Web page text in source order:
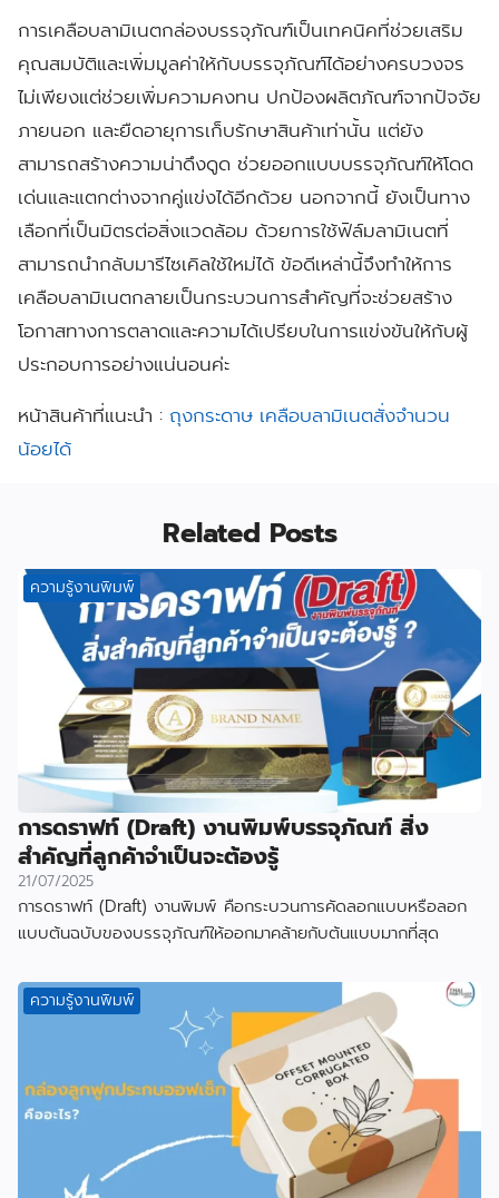
การเคลือบลามิเนตกล่องบรรจุภัณฑ์เป็นเทคนิคที่ช่วยเสริม
คุณสมบัติและเพิ่มมูลค่าให้กับบรรจุภัณฑ์ได้อย่างครบวงจร
ไม่เพียงแต่ช่วยเพิ่มความคงทน ปกป้องผลิตภัณฑ์จากปัจจัย
ภายนอก และยืดอายุการเก็บรักษาสินค้าเท่านั้น แต่ยัง
สามารถสร้างความน่าดึงดูด ช่วยออกแบบบรรจุภัณฑ์ให้โดด
เด่นและแตกต่างจากคู่แข่งได้อีกด้วย นอกจากนี้ ยังเป็นทาง
เลือกที่เป็นมิตรต่อสิ่งแวดล้อม ด้วยการใช้ฟิล์มลามิเนตที่
สามารถนำกลับมารีไซเคิลใช้ใหม่ได้ ข้อดีเหล่านี้จึงทำให้การ
เคลือบลามิเนตกลายเป็นกระบวนการสำคัญที่จะช่วยสร้าง
โอกาสทางการตลาดและความได้เปรียบในการแข่งขันให้กับผู้
ประกอบการอย่างแน่นอนค่ะ
หน้าสินค้าที่แนะนำ : ถุงกระดาษ เคลือบลามิเนตสั่งจำนวน
น้อยได้
Related Posts
ความรู้งานพิมพ์
การดราฟท์ (Draft) งานพิมพ์บรรจุภัณฑ์ สิ่ง
สำคัญที่ลูกค้าจำเป็นจะต้องรู้
21/07/2025
การดราฟท์ (Draft) งานพิมพ์ คือกระบวนการคัดลอกแบบหรือลอก
แบบต้นฉบับของบรรจุภัณฑ์ให้ออกมาคล้ายกับต้นแบบมากที่สุด
ความรู้งานพิมพ์